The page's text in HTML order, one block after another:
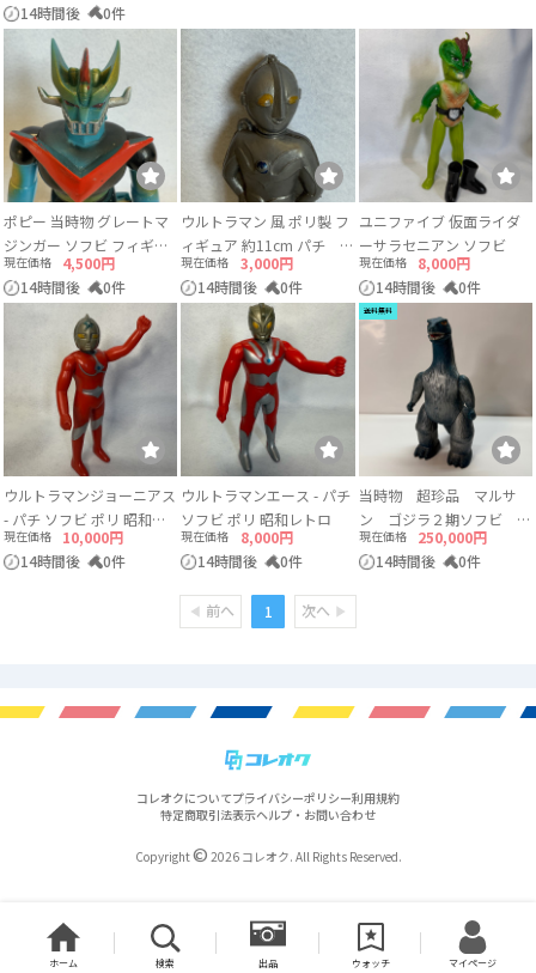
14時間後
0件
ポピー 当時物 グレートマ
ジンガー ソフビ フィギュ
ア ダイナミックプロ 東映
動画
現在価格
4,500円
14時間後
0件
ウルトラマン 風 ポリ製 フ
ィギュア 約11cm パチ 無
版権
現在価格
3,000円
14時間後
0件
ユニファイブ 仮面ライダ
ーサラセニアン ソフビ
現在価格
8,000円
14時間後
0件
ウルトラマンジョーニアス
- パチ ソフビ ポリ 昭和レ
トロ
現在価格
10,000円
14時間後
0件
ウルトラマンエース - パチ
ソフビ ポリ 昭和レトロ
現在価格
8,000円
14時間後
0件
送料無料
当時物 超珍品 マルサ
ン ゴジラ２期ソフビ 両
足刻印無し スタンダード
サイズ エラー品
現在価格
250,000円
14時間後
0件
前へ 1 次へ
コレオクについてプライバシーポリシー利用規約
特定商取引法表示ヘルプ・お問い合わせ
Copyright© 2026 コレオク. All Rights Reserved.
ホーム 検索 出品 ウォッチ マイページ